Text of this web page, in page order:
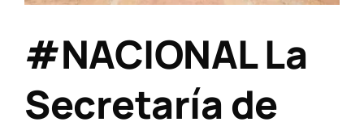
#NACIONAL La
Secretaría de